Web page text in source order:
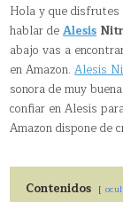
Hola y que disfrutes
hablar deAlesis
abajo vas a
en Amazon.Alesis
sonora de muy
confiar en Alesis
Amazon dispone de
Contenidos